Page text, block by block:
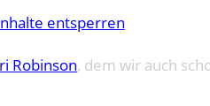
entsperren
Robinson, dem wir auch